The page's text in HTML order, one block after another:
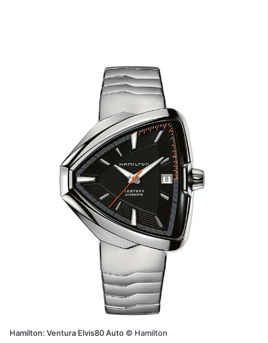
Hamilton: Ventura Elvis80 Auto © Hamilton